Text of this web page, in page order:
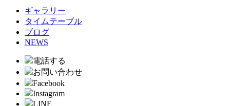
ギャラリー
タイムテーブル
ブログ
NEWS
電話する
お問い合わせ
Facebook
Instagram
LINE